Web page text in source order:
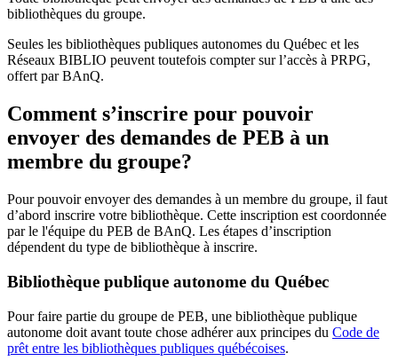
bibliothèques du groupe.
Seules les bibliothèques publiques autonomes du Québec et les
Réseaux BIBLIO peuvent toutefois compter sur l’accès à PRPG,
offert par BAnQ.
Comment s’inscrire pour pouvoir
envoyer des demandes de PEB à un
membre du groupe?
Pour pouvoir envoyer des demandes à un membre du groupe, il faut
d’abord inscrire votre bibliothèque. Cette inscription est coordonnée
par le l'équipe du PEB de BAnQ. Les étapes d’inscription
dépendent du type de bibliothèque à inscrire.
Bibliothèque publique autonome du Québec
Pour faire partie du groupe de PEB, une bibliothèque publique
autonome doit avant toute chose adhérer aux principes du Code de
prêt entre les bibliothèques publiques québécoises.